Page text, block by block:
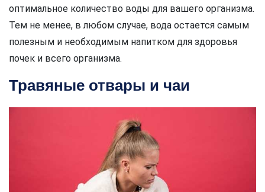
оптимальное количество воды для вашего организма.
Тем не менее, в любом случае, вода остается самым
полезным и необходимым напитком для здоровья
почек и всего организма.
Травяные отвары и чаи